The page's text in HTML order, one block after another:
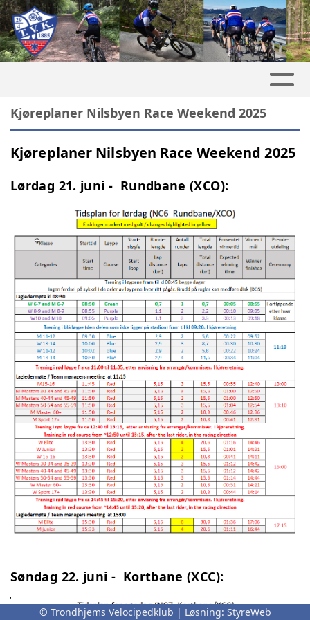
Kjøreplaner Nilsbyen Race Weekend 2025
Kjøreplaner Nilsbyen Race Weekend 2025
Lørdag 21. juni - Rundbane (XCO):
Søndag 22. juni - Kortbane (XCC):
© Trondhjems Velocipedklub | Løsning: StyreWeb